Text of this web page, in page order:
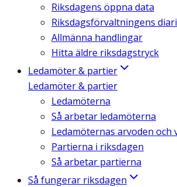
Riksdagens öppna data
Riksdagsförvaltningens
Allmänna handlingar
Hitta äldre riksdagstryck
Ledamöter & partier
Ledamöter & partier
Ledamöterna
Så arbetar ledamöterna
Ledamöternas arvoden och
Partierna i riksdagen
Så arbetar partierna
Så fungerar riksdagen